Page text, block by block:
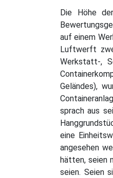
Die Höhe
auf einem
Luftwerft
Werkstatt-,
Geländes),
sprach aus
eine
angesehen
hätten, seien
seien. Seien